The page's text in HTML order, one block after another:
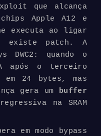
que alcança
Apple A12 e
executa ao ligar
existe patch. A
DWC2: quando o
após o terceiro
em 24 bytes, mas
gera um buffer
na SRAM
em modo bypass